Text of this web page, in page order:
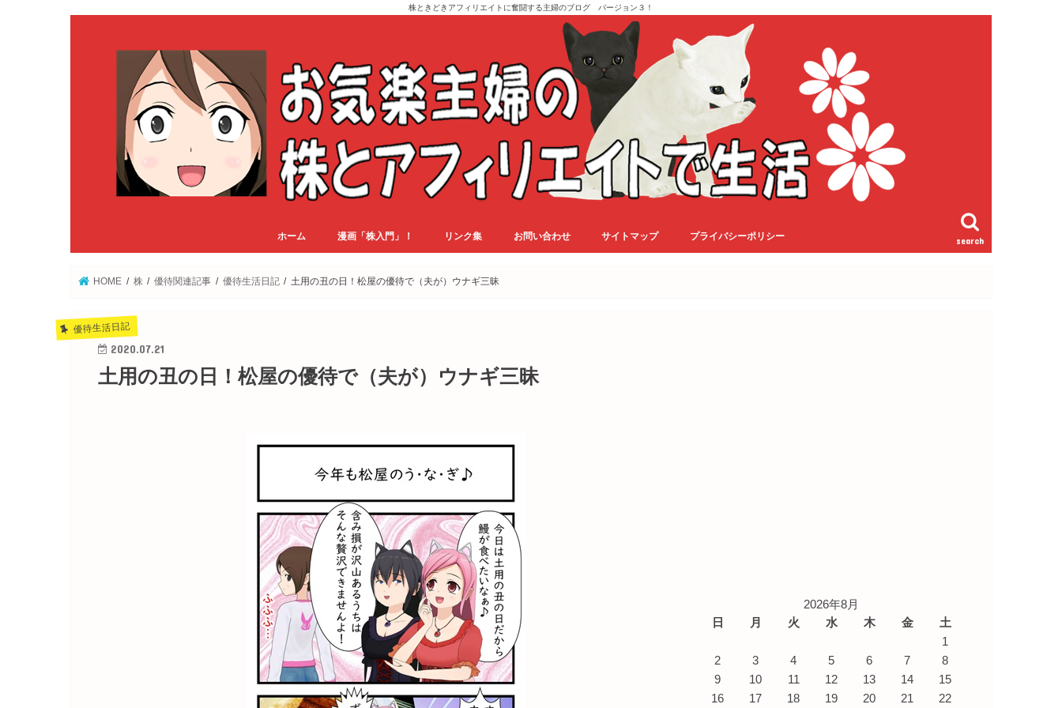
株ときどきアフィリエイトに奮闘する主婦のブログ バージョン３！
search
ホーム 漫画「株入門」！ リンク集 お問い合わせ サイトマップ プライバシーポリシー
HOME 株 優待関連記事 優待生活日記 土用の丑の日！松屋の優待で（夫が）ウナギ三昧
優待生活日記
2020.07.21
土用の丑の日！松屋の優待で（夫が）ウナギ三昧
2026年8月
日
月 火 水 木 金
土
1
2
3 4 5 6 7
8
9
10 11 12 13 14
15
16
17 18 19 20 21 22